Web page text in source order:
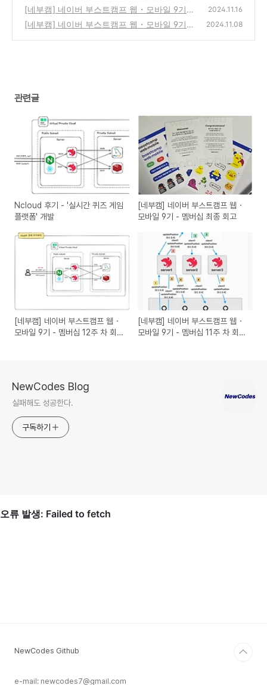
멤버십 12주 차 회고 (그룹프로젝트 week4)
(0)
[네부캠] 네이버 부스트캠프 웹・모바일 9기 -
멤버십 11주 차 회고 (그룹프로젝트 week3)
2024.11.16
[네부캠] 네이버 부스트캠프 웹・모바일 9기 -
2024.11.08
관련글
Ncloud 후기 - '실시간 퀴즈 게임
플랫폼' 개발
[네부캠] 네이버 부스트캠프 웹・
모바일 9기 - 멤버십 최종 회고
[네부캠] 네이버 부스트캠프 웹・
모바일 9기 - 멤버십 12주 차 회
[네부캠] 네이버 부스트캠프 웹・
모바일 9기 - 멤버십 11주 차 회고
NewCodes Blog
실패해도 성공한다.
구독하기
NewCodes Github
e-mail: newcodes7@gmail.com